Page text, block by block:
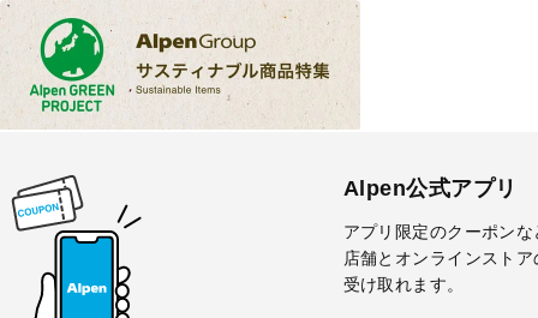
Alpen公式アプリ
アプリ限定のクーポンな
店舗とオンラインスト
受け取れます。